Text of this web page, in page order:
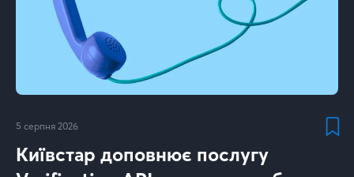
5 серпня 2026
Київстар доповнює послугу